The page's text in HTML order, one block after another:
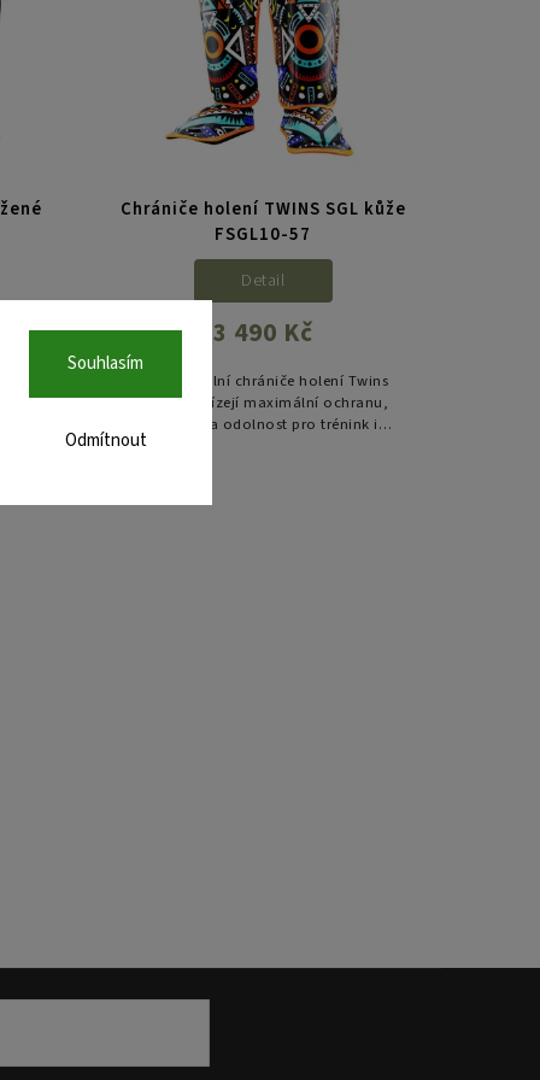
Odmítnout
Souhlasím
Chrániče holení TWINS SGL kůže
FSGL10-57
3 490 Kč
Detail
Profesionální chrániče holení Twins
SGL10 nabízejí maximální ochranu,
komfort a odolnost pro trénink i
sparring. Ručně vyrobené v Thajsku z